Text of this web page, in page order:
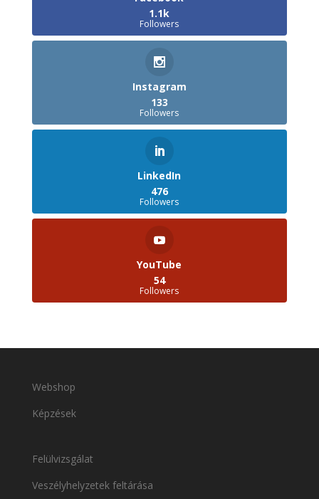
1.1k
Followers
Instagram
133
Followers
LinkedIn
476
Followers
YouTube
54
Followers
Webshop
Képzések
Felülvizsgálat
Veszélyhelyzetek feltárása